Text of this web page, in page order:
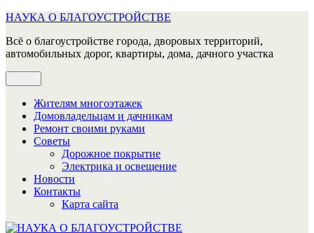
Перейти
содержимому
НАУКА О БЛАГОУСТРОЙСТВЕ
Всё о благоустройстве города, дворовых территорий,
автомобильных дорог, квартиры, дома, дачного участка
Жителям многоэтажек
Домовладельцам и дачникам
Ремонт своими руками
Советы
Дорожное покрытие
Электрика и освещение
Новости
Контакты
Карта сайта